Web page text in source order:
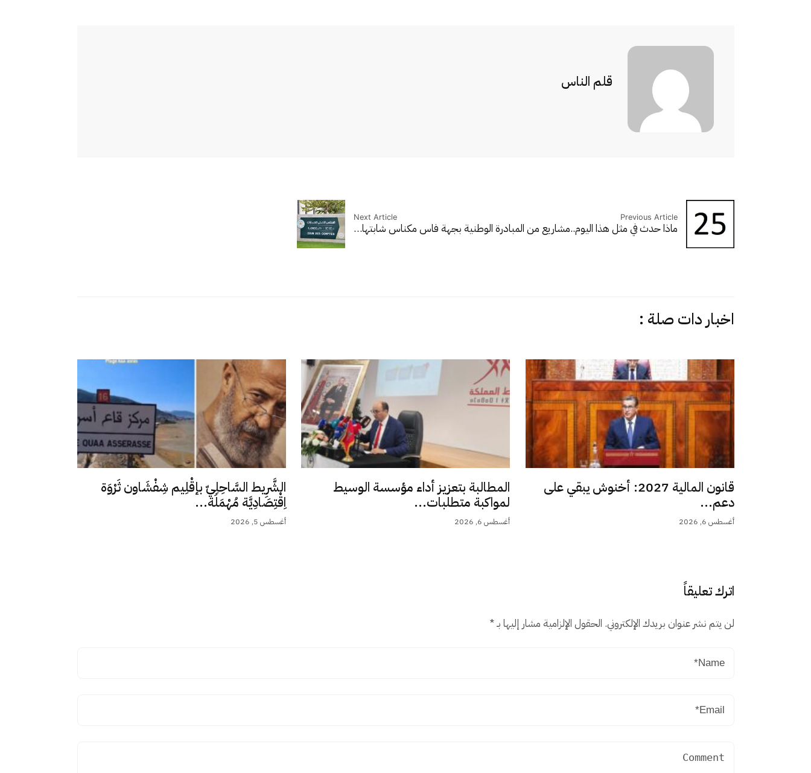
قلم الناس
Previous Article
ماذا حدث في مثل هذا اليوم..
Next Article
مشاريع من المبادرة الوطنية بجهة فاس مكناس شابتها…
اخبار دات صلة :
قانون المالية 2027: أخنوش يبقي على
دعم...
أغسطس 6, 2026
المطالبة بتعزيز أداء مؤسسة الوسيط
لمواكبة متطلبات...
أغسطس 6, 2026
الشَّرِيط السَّاحِلِيّ بإقْلِيم شِفْشَاون ثَرْوَة
اِقْتِصَادِيَّة مُهْمَلَة...
أغسطس 5, 2026
اترك تعليقاً
لن يتم نشر عنوان بريدك الإلكتروني. الحقول الإلزامية مشار إليها بـ*